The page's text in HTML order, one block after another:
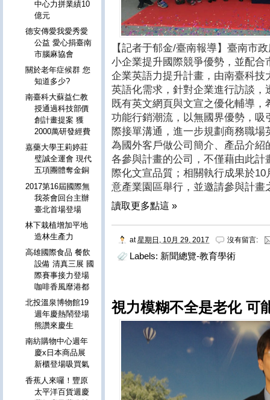
【記者于郁金/臺南報導】臺南市
小企業提升國際競爭優勢，並配
企業英語力提升計畫，由南臺科
英語化需求，針對企業進行訪談
既有英文網頁與文宣之優化輔導
功能行銷潮流，以無國界優勢，
際接單溝通，進一步規劃商務職
為國外客戶做公司簡介、產品介
各參與計畫的公司，不僅藉由此
際化文宣品質；相關執行成果於
意產業園區舉行，並邀請參與計
讀取更多點這 »
at星期日, 10月 29, 2017 沒有留言:
Labels: 新聞總覽-教育學術
視力模糊不全是老化 可
中心力拼業績10
億元
德安傳愛我愛秀愛
公益 愛心捐臺南
市腦麻協會
關於老年症候群 您
知道多少?
南臺科大蘇益仁教
授通過科技部價
創計畫提案 獲
2000萬研發經費
嘉藥大學王莉婷莊
璧誠全運會 現代
五項團體奪金銅
2017第16屆國際無
我茶會回台主辦
臺北首場登場
林下栽植增加平地
造林生產力
高雄國際食品 餐飲
設備 清真三展 國
際賽事接力登場
咖啡香風靡港都
北投溫泉博物館19
週年慶熱鬧登場
熊讚來慶生
南紡購物中心週年
慶x日本商品展
新櫃登場吸買氣
香蕉人來囉！豐原
太平洋百貨週慶